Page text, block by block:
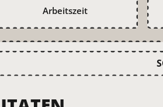
Arbeitszeit